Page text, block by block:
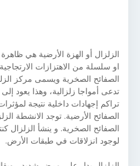
الزلزال أو الهزة الأرضية هي
او سلسلة من الاهتزازات
الصفائح الصخرية ويسمى مركز
تدعى أمواجا زلزالية، وهذا يعود
تراكم إجهادات داخلية نتيجة
الصفائح الأرضية. توجد الانشطة
الصفائح الصخرية. و ينشأ الزلزال
لوجود انزلاقات في طبقات الأرض.